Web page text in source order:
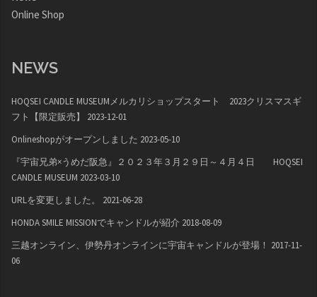
Online Shop
NEWS
HOQSEI CANDLE MUSEUMメルカリショップスタート 2023クリスマスギ
フト【限定販売】
2023-12-01
Onlineshopがオープンしました 2023-05-10
『宇宙兄弟×うめだ阪急』２０２３年３月２９日～４月４日 HOQSEI
CANDLE MUSEUM 2023-03-10
URLを変更しました。
2021-06-28
HONDA SMILE MISSIONでキャンドルが紹介 2018-08-09
三越オンライン、伊勢丹オンラインに宇宙キャンドルが登場！ 2017-11-
06